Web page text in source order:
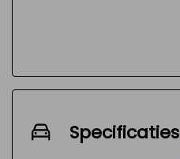
Specificaties